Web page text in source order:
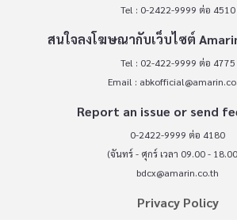
Tel : 0-2422-9999 ต่อ 4510
สนใจลงโฆษณากับเว็บไซต์
Tel : 02-422-9999 ต่อ 4775
Email :
Report an issue or send
0-2422-9999 ต่อ 4180
(จันทร์ - ศุกร์ เวลา 09.00 -
bdcx@amarin.co.th
Privacy Policy